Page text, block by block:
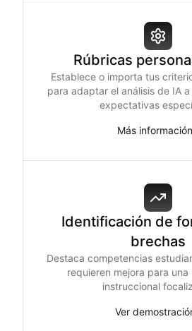
Rúbricas
Establece o importa tus
para adaptar el análisis de IA
expectativas
Más información
Identificación de
brechas
Destaca competencias
requieren mejora para
instruccional
Ver